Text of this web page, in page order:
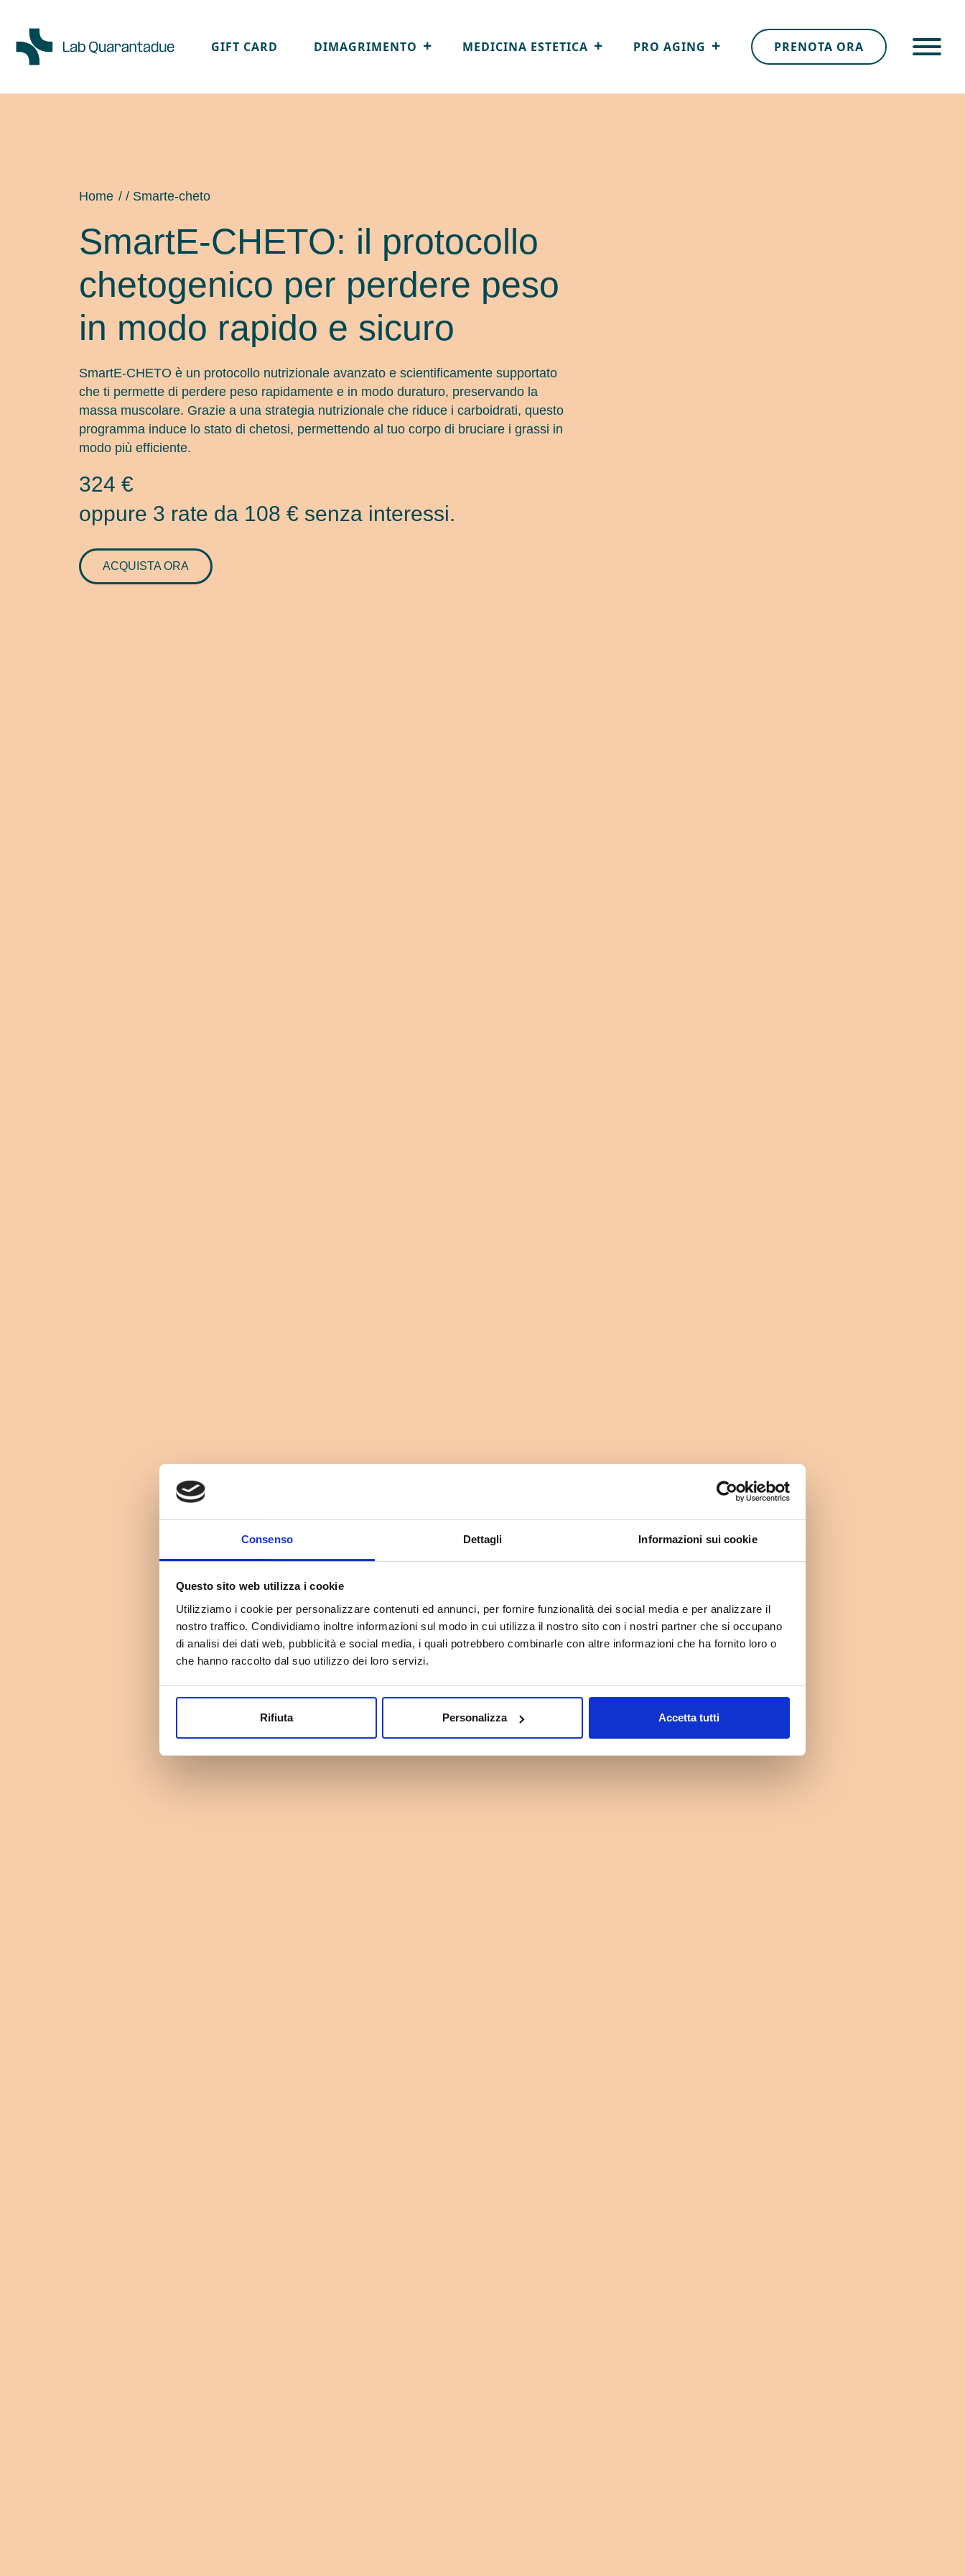
Consenso Dettagli Informazioni sui cookie
Questo sito web utilizza i cookie
Utilizziamo i cookie per personalizzare contenuti ed annunci, per fornire funzionalità dei social media e per analizzare il
nostro traffico. Condividiamo inoltre informazioni sul modo in cui utilizza il nostro sito con i nostri partner che si occupano
di analisi dei dati web, pubblicità e social media, i quali potrebbero combinarle con altre informazioni che ha fornito loro o
che hanno raccolto dal suo utilizzo dei loro servizi.
Rifiuta Personalizza Accetta tutti
GIFT CARD DIMAGRIMENTO MEDICINA ESTETICA PRO AGING PRENOTA ORA
Home / / Smarte-cheto
SmartE-CHETO: il protocollo
chetogenico per perdere peso
in modo rapido e sicuro
SmartE-CHETO è un protocollo nutrizionale avanzato e scientificamente supportato
che ti permette di perdere peso rapidamente e in modo duraturo, preservando la
massa muscolare. Grazie a una strategia nutrizionale che riduce i carboidrati, questo
programma induce lo stato di chetosi, permettendo al tuo corpo di bruciare i grassi in
modo più efficiente.
324 €
oppure 3 rate da 108 € senza interessi.
ACQUISTA ORA